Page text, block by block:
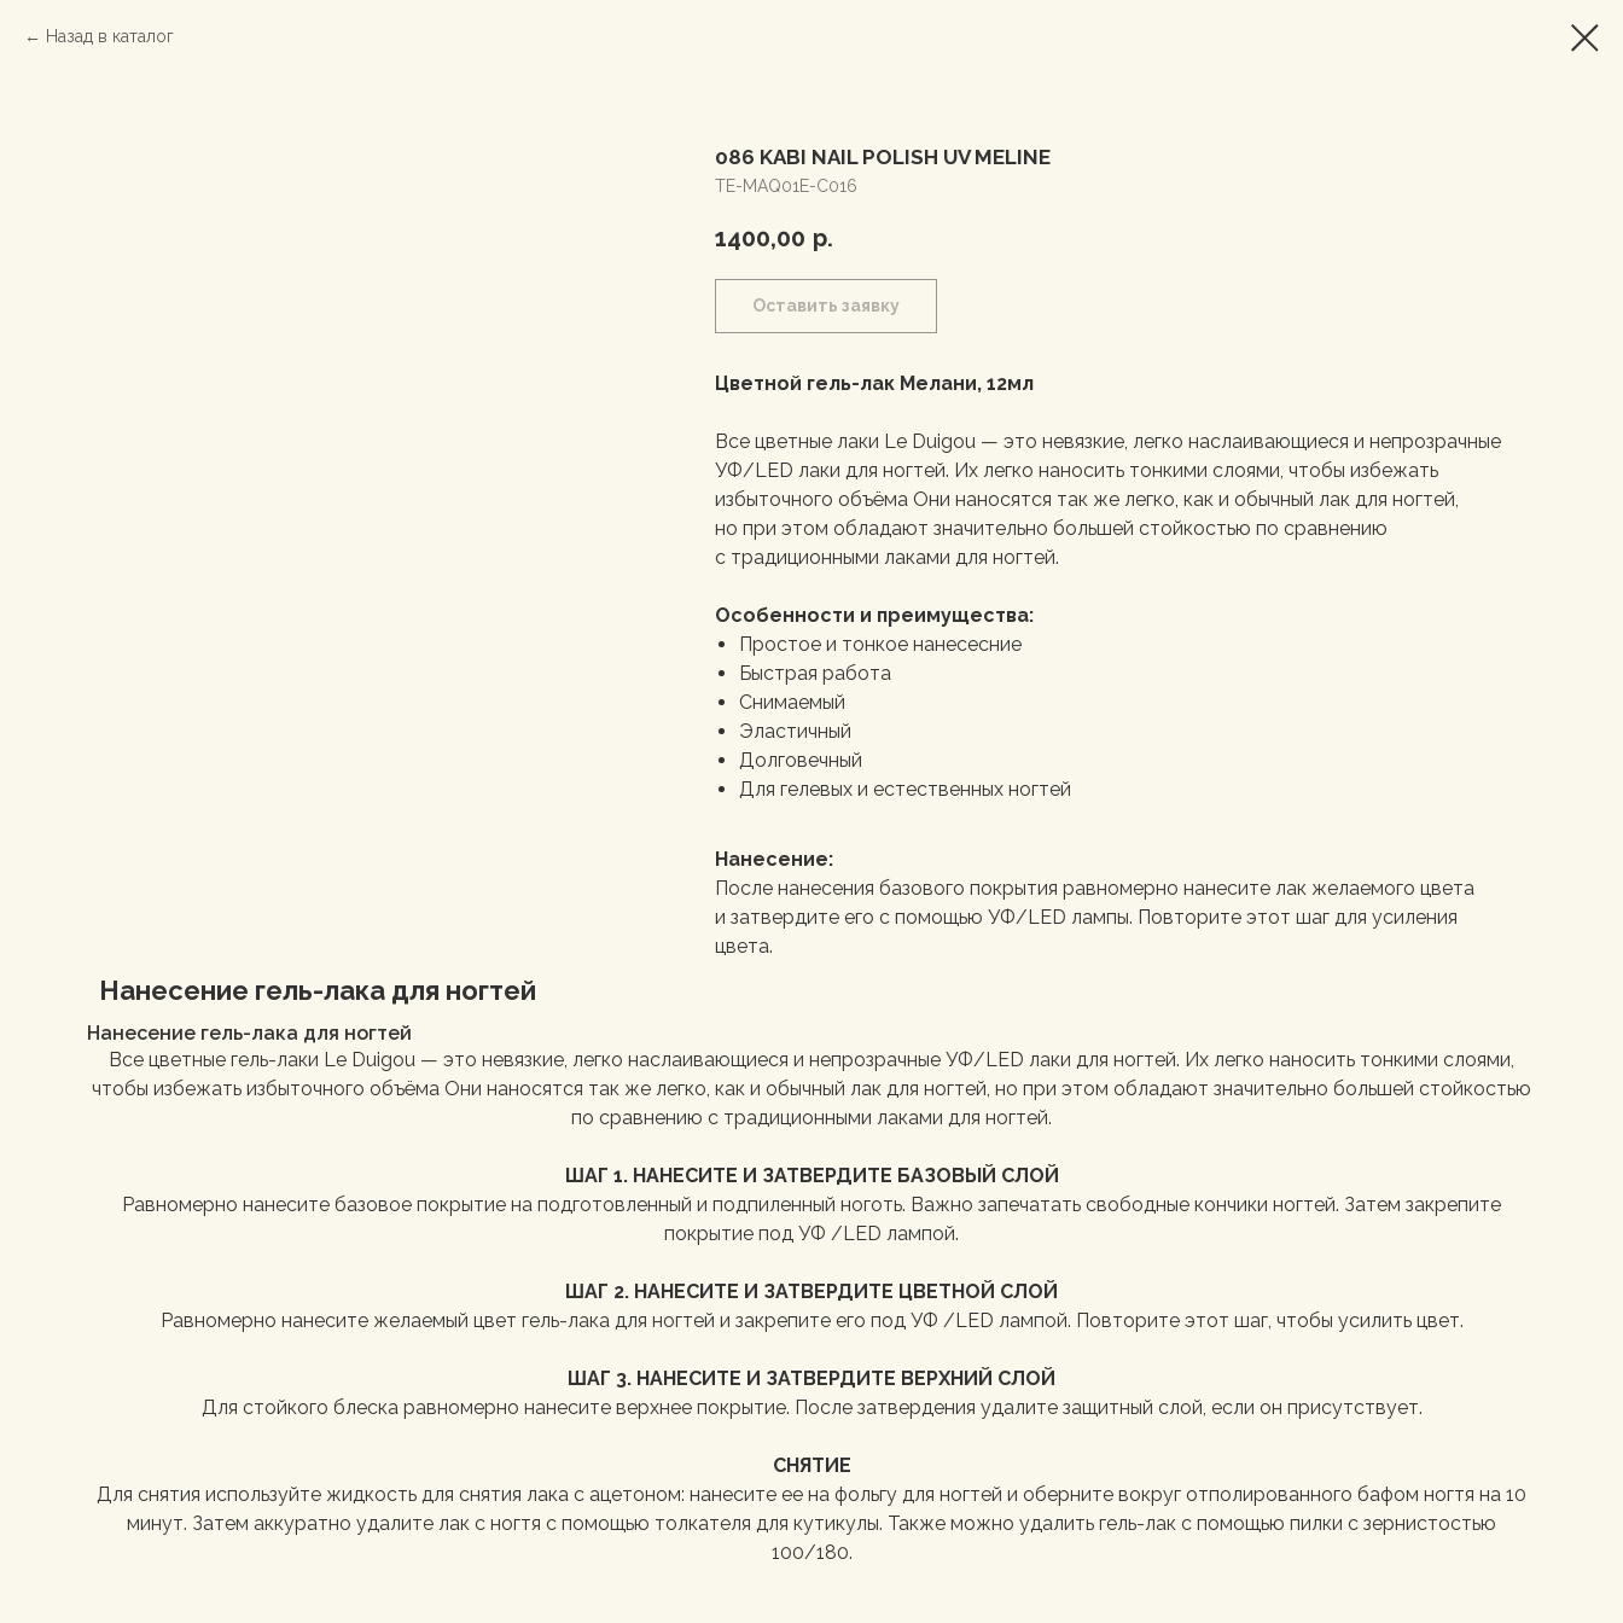
Назад в каталог
086 KABI NAIL POLISH UV MELINE
TE-MAQ01E-C016
1400,00 р.
Оставить заявку
Цветной гель-лак Мелани, 12мл
Все цветные лаки Le Duigou — это невязкие, легко наслаивающиеся и непрозрачные
УФ/LED лаки для ногтей. Их легко наносить тонкими слоями, чтобы избежать
избыточного объёма Они наносятся так же легко, как и обычный лак для ногтей,
но при этом обладают значительно большей стойкостью по сравнению
с традиционными лаками для ногтей.
Особенности и преимущества:
Простое и тонкое нанесесние
Быстрая работа
Снимаемый
Эластичный
Долговечный
Для гелевых и естественных ногтей
Нанесение:
После нанесения базового покрытия равномерно нанесите лак желаемого цвета
и затвердите его с помощью УФ/LED лампы. Повторите этот шаг для усиления
цвета.
Нанесение гель-лака для ногтей
Нанесение гель-лака для ногтей
Все цветные гель-лаки Le Duigou — это невязкие, легко наслаивающиеся и непрозрачные УФ/LED лаки для ногтей. Их легко наносить тонкими слоями,
чтобы избежать избыточного объёма Они наносятся так же легко, как и обычный лак для ногтей, но при этом обладают значительно большей стойкостью
по сравнению с традиционными лаками для ногтей.
ШАГ 1. НАНЕСИТЕ И ЗАТВЕРДИТЕ БАЗОВЫЙ СЛОЙ
Равномерно нанесите базовое покрытие на подготовленный и подпиленный ноготь. Важно запечатать свободные кончики ногтей. Затем закрепите
покрытие под УФ /LED лампой.
ШАГ 2. НАНЕСИТЕ И ЗАТВЕРДИТЕ ЦВЕТНОЙ СЛОЙ
Равномерно нанесите желаемый цвет гель-лака для ногтей и закрепите его под УФ /LED лампой. Повторите этот шаг, чтобы усилить цвет.
ШАГ 3. НАНЕСИТЕ И ЗАТВЕРДИТЕ ВЕРХНИЙ СЛОЙ
Для стойкого блеска равномерно нанесите верхнее покрытие. После затвердения удалите защитный слой, если он присутствует.
СНЯТИЕ
Для снятия используйте жидкость для снятия лака с ацетоном: нанесите ее на фольгу для ногтей и оберните вокруг отполированного бафом ногтя на 10
минут. Затем аккуратно удалите лак с ногтя с помощью толкателя для кутикулы. Также можно удалить гель-лак с помощью пилки с зернистостью
100/180.